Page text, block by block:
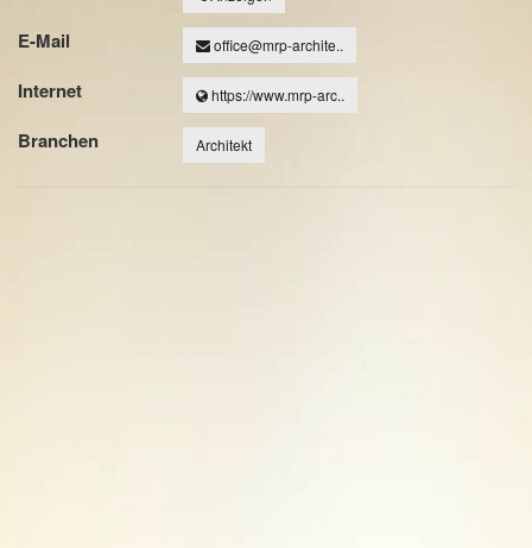
E-Mail office@mrp-archite..
Internet https://www.mrp-arc..
Branchen Architekt